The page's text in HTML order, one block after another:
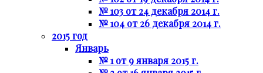
№ 103 от 24 декабря 2014 г.
№ 104 от 26 декабря 2014 г.
2015 год
Январь
№ 1 от 9 января 2015 г.